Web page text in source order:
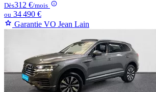
Dès312 €/mois
ou 34 490 €
Garantie VO Jean Lain